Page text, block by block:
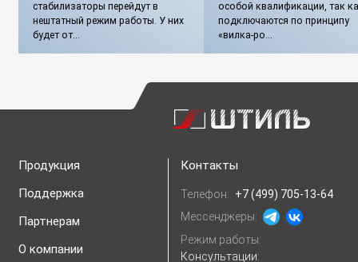
стабилизаторы перейдут в
нештатный режим работы. У них
будет от...
особой квалификации, так
подключаются по принципу
«вилка-ро...
Продукция
Поддержка
Партнерам
О компании
Контакты
Телефон: +7 (499) 705-13-64
Мессенджеры:
Режим работы:
Консультации: